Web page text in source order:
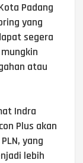
Padang
yang
segera
atau
Indra
Plus akan
yang
lebih